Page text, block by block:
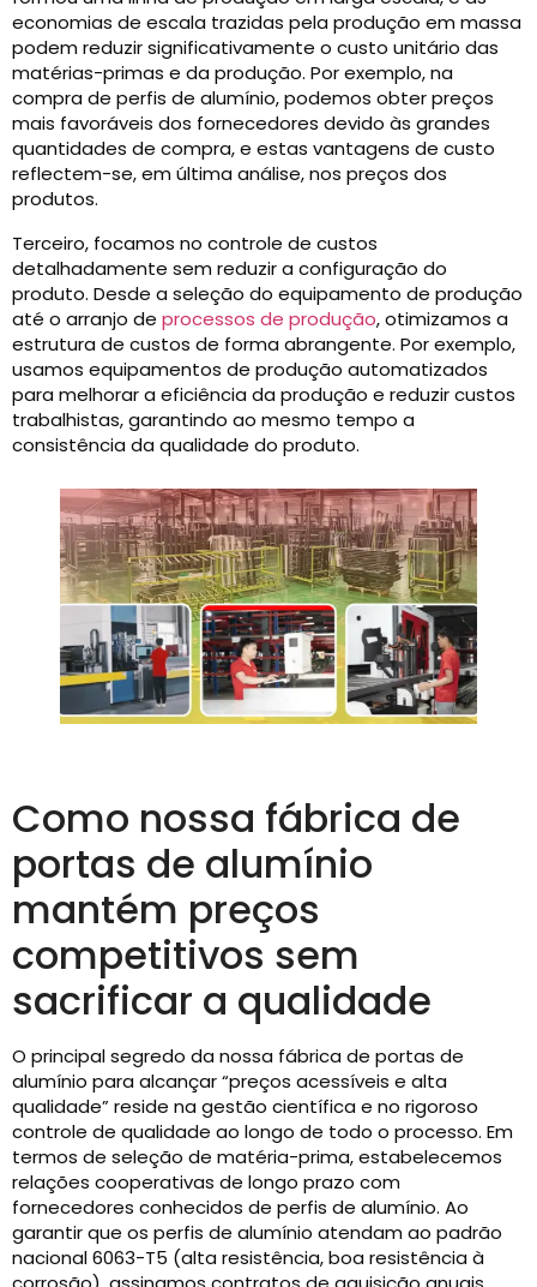
economias de escala trazidas pela produção em massa
podem reduzir significativamente o custo unitário das
matérias-primas e da produção. Por exemplo, na
compra de perfis de alumínio, podemos obter preços
mais favoráveis ​​dos fornecedores devido às grandes
quantidades de compra, e estas vantagens de custo
reflectem-se, em última análise, nos preços dos
produtos.
Terceiro, focamos no controle de custos
detalhadamente sem reduzir a configuração do
produto. Desde a seleção do equipamento de produção
até o arranjo de processos de produção, otimizamos a
estrutura de custos de forma abrangente. Por exemplo,
usamos equipamentos de produção automatizados
para melhorar a eficiência da produção e reduzir custos
trabalhistas, garantindo ao mesmo tempo a
consistência da qualidade do produto.
Como nossa fábrica de
portas de alumínio
mantém preços
competitivos sem
sacrificar a qualidade
O principal segredo da nossa fábrica de portas de
alumínio para alcançar “preços acessíveis e alta
qualidade” reside na gestão científica e no rigoroso
controle de qualidade ao longo de todo o processo. Em
termos de seleção de matéria-prima, estabelecemos
relações cooperativas de longo prazo com
fornecedores conhecidos de perfis de alumínio. Ao
garantir que os perfis de alumínio atendam ao padrão
nacional 6063-T5 (alta resistência, boa resistência à